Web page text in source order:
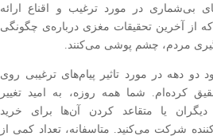
بی‌شماری در مورد ترغیب و اقناع ارائه
که از آخرین تحقیقات مغزی درباره‌ی چگونگی
مردم، چشم‌ پوشی می‌کنند.
دو دهه در مورد تاثیر پیام‌های ترغیبی روی
کرده‌ام. شما همه روزه، به امید تغییر
یا متقاعد کردن آن‌ها برای خرید
شرکت می‌کنید. متاسفانه، تعداد کمی از